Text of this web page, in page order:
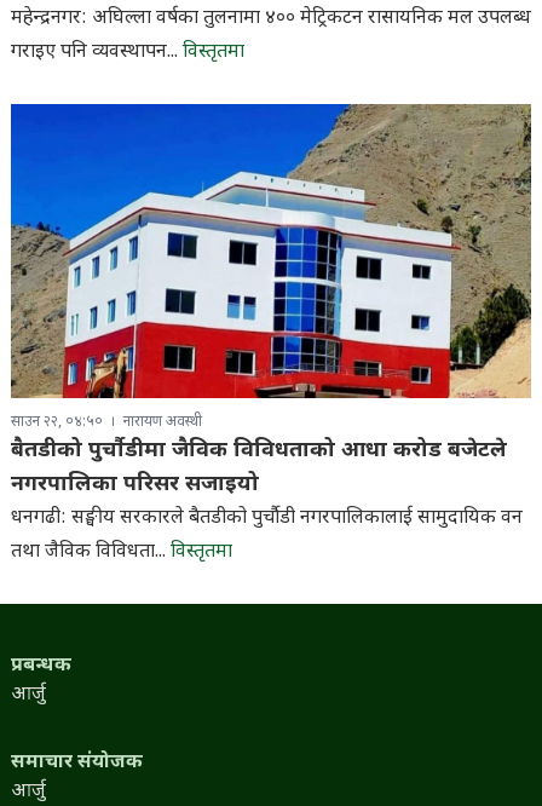
महेन्द्रनगर: अघिल्ला वर्षका तुलनामा ४०० मेट्रिकटन रासायनिक मल उपलब्ध
गराइए पनि व्यवस्थापन... विस्तृतमा
साउन २२, ०४:५० नारायण अवस्थी
बैतडीको पुर्चौडीमा जैविक विविधताको आधा करोड बजेटले
नगरपालिका परिसर सजाइयो
धनगढी: सङ्घीय सरकारले बैतडीको पुर्चौडी नगरपालिकालाई सामुदायिक वन
तथा जैविक विविधता... विस्तृतमा
प्रबन्धक
आर्जु
समाचार संयोजक
आर्जु